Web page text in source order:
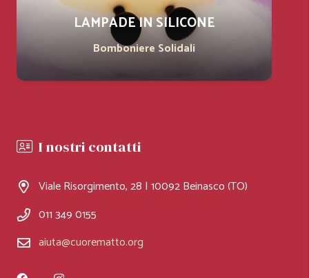
LAMPADE IN SILICONE
Bomboniere Solidali
I nostri contatti
Viale Risorgimento, 28 | 10092 Beinasco (TO)
011 349 0155
aiuta@cuorematto.org